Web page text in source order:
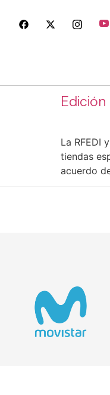
La RFEDI
tiendas
acuerdo